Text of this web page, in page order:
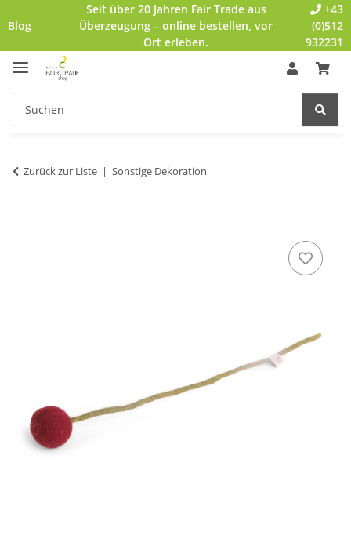
Blog
Seit über 20 Jahren Fair Trade aus
Überzeugung – online bestellen, vor
Ort erleben.
+43
(0)512
932231
Zurück zur Liste Sonstige Dekoration